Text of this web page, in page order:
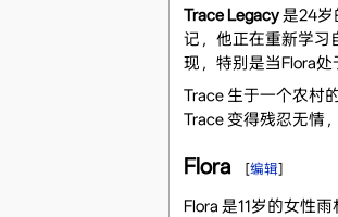
Trace Legacy是24岁
记，他正在重新学习
现，特别是当Flora处
Trace 生于一个农村
Trace 变得残忍无情
Flora [编辑]
Flora 是11岁的女性